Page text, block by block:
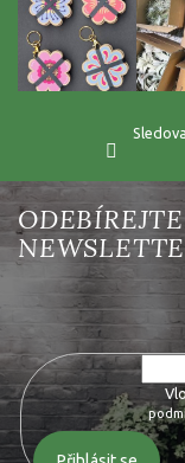
Vložte svůj e-mail a my
produktech na našem